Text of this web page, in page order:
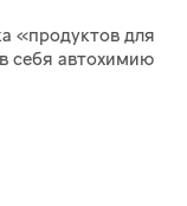
«продуктов для
себя автохимию